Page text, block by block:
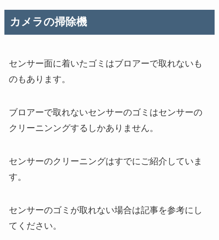
カメラの掃除機
センサー面に着いたゴミはブロアーで取れないも
のもあります。
ブロアーで取れないセンサーのゴミはセンサーの
クリーニンングするしかありません。
センサーのクリーニングはすでにご紹介していま
す。
センサーのゴミが取れない場合は記事を参考にし
てください。